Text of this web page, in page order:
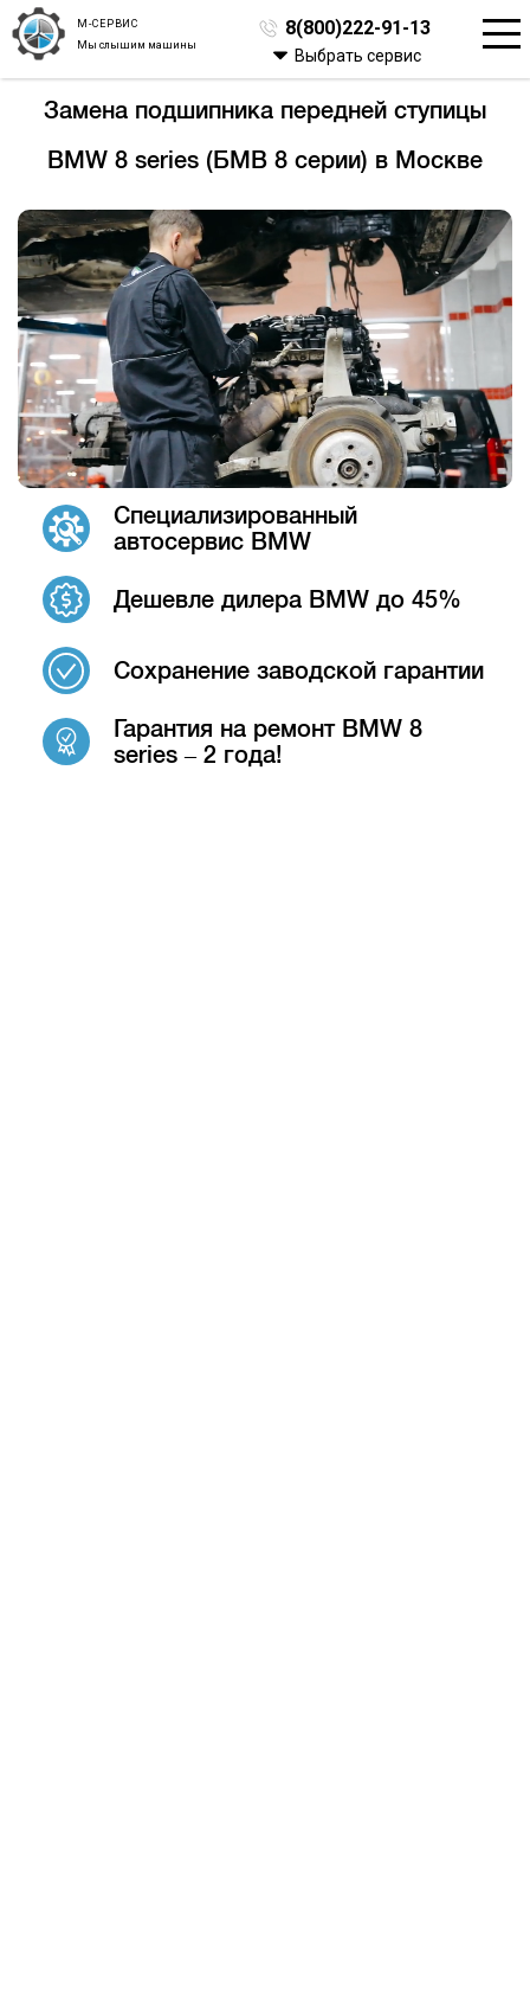
М-СЕРВИС
Мы слышим машины
8(800)222-91-13
Выбрать сервис
Замена подшипника передней ступицы
BMW 8 series (БМВ 8 серии) в Москве
Специализированный
автосервис BMW
Дешевле дилера BMW до 45%
Сохранение заводской гарантии
Гарантия на ремонт BMW 8
series – 2 года!